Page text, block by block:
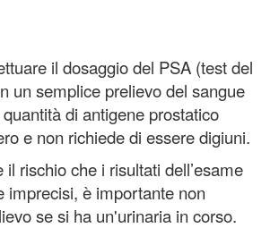
il dosaggio del PSA (test del
un semplice prelievo del sangue
di antigene prostatico
e non richiede di essere digiuni.
rischio che i risultati dell’esame
imprecisi, è importante non
se si ha un'urinaria in corso.